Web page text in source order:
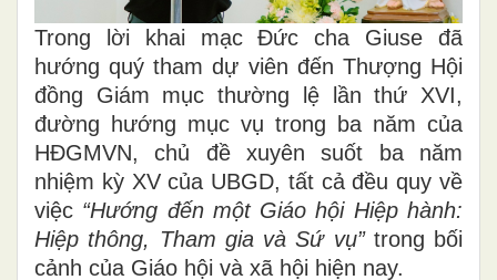
Trong lời khai mạc Đức cha Giuse đã
hướng quý tham dự viên đến Thượng Hội
đồng Giám mục thường lệ lần thứ XVI,
đường hướng mục vụ trong ba năm của
HĐGMVN, chủ đề xuyên suốt ba năm
nhiệm kỳ XV của UBGD, tất cả đều quy về
việc “Hướng đến một Giáo hội Hiệp hành:
Hiệp thông, Tham gia và Sứ vụ” trong bối
cảnh của Giáo hội và xã hội hiện nay.